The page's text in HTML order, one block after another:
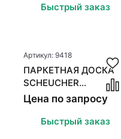
Быстрый заказ
Артикул: 9418
ПАРКЕТНАЯ ДОСКА
SCHEUCHER
ВАЛЛЕТТА ДУБ НАТУР
НЕБЛА
Цена по запросу
Быстрый заказ